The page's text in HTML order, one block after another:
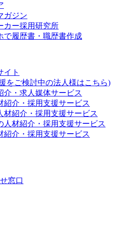
ガジン
カー採用研究所
で履歴書・職歴書作成
イト
をご検討中の法人様はこちら)
介・求人媒体サービス
紹介・採用支援サービス
材紹介・採用支援サービス
人材紹介・採用支援サービス
紹介・採用支援サービス
窓口